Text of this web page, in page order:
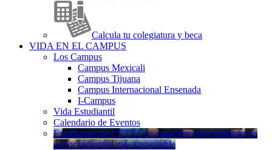
Calcula tu colegiatura y beca
VIDA EN EL CAMPUS
Los Campus
Campus Mexicali
Campus Tijuana
Campus Internacional Ensenada
I-Campus
Vida Estudiantil
Calendario de Eventos
Estudiantes de CETYS se capacitan para impulsar un
sector industrial más sustentable